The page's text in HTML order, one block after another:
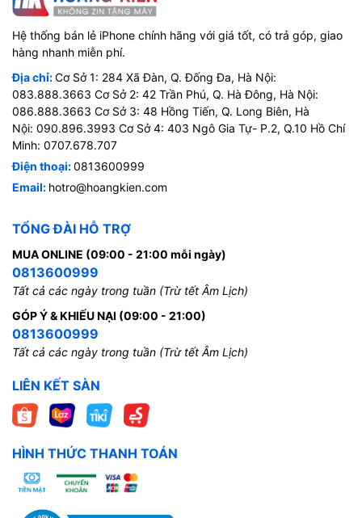
Hệ thống bán lẻ iPhone chính hãng với giá tốt, có trả góp, giao
hàng nhanh miễn phí.
Địa chỉ:Cơ Sở 1: 284 Xã Đàn, Q. Đống Đa, Hà Nội:
083.888.3663 Cơ Sở 2: 42 Trần Phú, Q. Hà Đông, Hà Nội:
086.888.3663 Cơ Sở 3: 48 Hồng Tiến, Q. Long Biên, Hà
Nội: 090.896.3993 Cơ Sở 4: 403 Ngô Gia Tự- P.2, Q.10 Hồ Chí
Minh: 0707.678.707
Điện thoại:0813600999
Email: hotro@hoangkien.com
TỔNG ĐÀI HỖ TRỢ
MUA ONLINE (09:00 - 21:00 mỗi ngày)
0813600999
Tất cả các ngày trong tuần (Trừ tết Âm Lịch)
GÓP Ý & KHIẾU NẠI (09:00 - 21:00)
0813600999
Tất cả các ngày trong tuần (Trừ tết Âm Lịch)
LIÊN KẾT SÀN
HÌNH THỨC THANH TOÁN